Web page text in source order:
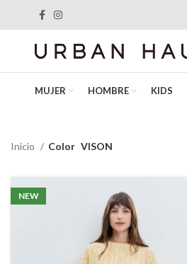
MUJER HOMBRE KIDS
Inicio Color VISON
NEW